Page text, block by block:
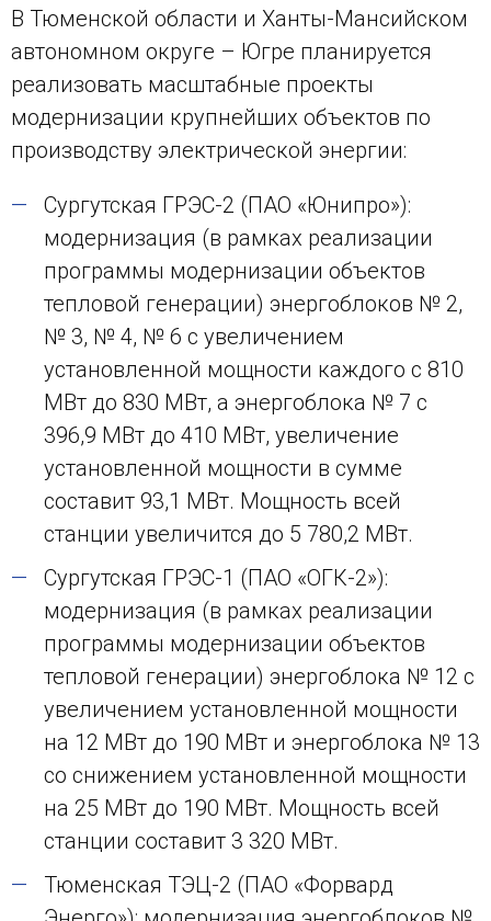
В Тюменской области и Ханты-Мансийском
автономном округе – Югре планируется
реализовать масштабные проекты
модернизации крупнейших объектов по
производству электрической энергии:
Сургутская ГРЭС-2 (ПАО «Юнипро»):
модернизация (в рамках реализации
программы модернизации объектов
тепловой генерации) энергоблоков № 2,
№ 3, № 4, № 6 с увеличением
установленной мощности каждого с 810
МВт до 830 МВт, а энергоблока № 7 с
396,9 МВт до 410 МВт, увеличение
установленной мощности в сумме
составит 93,1 МВт. Мощность всей
станции увеличится до 5 780,2 МВт.
Сургутская ГРЭС-1 (ПАО «ОГК-2»):
модернизация (в рамках реализации
программы модернизации объектов
тепловой генерации) энергоблока № 12 с
увеличением установленной мощности
на 12 МВт до 190 МВт и энергоблока № 13
со снижением установленной мощности
на 25 МВт до 190 МВт. Мощность всей
станции составит 3 320 МВт.
Тюменская ТЭЦ-2 (ПАО «Форвард